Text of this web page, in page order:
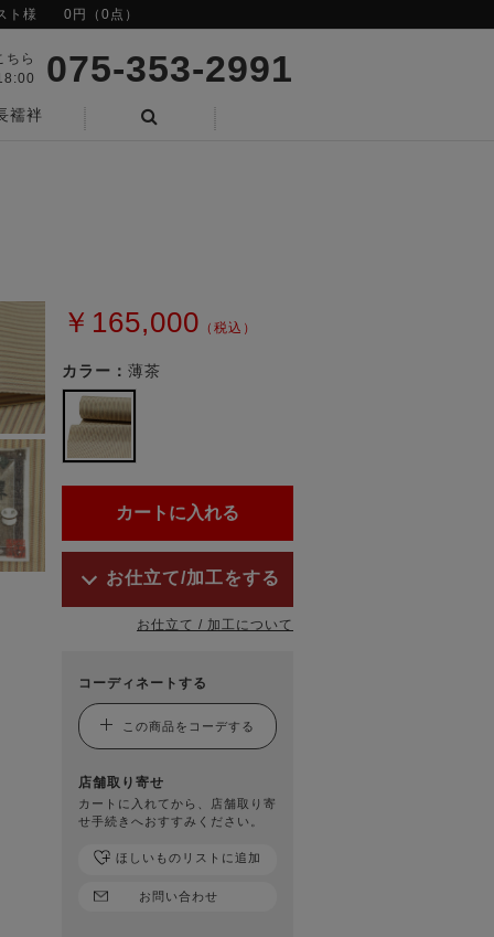
ト様 0円（0点）
ちら
075-353-2991
襦袢
￥165,000 （税込）
カラー： 薄茶
お仕立て/加工をする
お仕立て / 加工について
コーディネートする
この商品をコーデする
店舗取り寄せ
カートに入れてから、店舗取り寄
せ手続きへおすすみください。
お問い合わせ
ほしいものリストに追加